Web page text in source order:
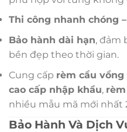
Thi công nhanh chóng
Bảo hành dài hạn, đảm
bền đẹp theo thời gian.
Cung cấp rèm cầu
cao cấp nhập khẩu,
nhiều mẫu mã mới nhất
Bảo Hành Và Dịch